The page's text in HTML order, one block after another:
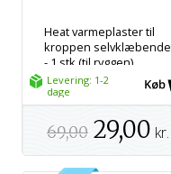
Heat varmeplaster til
kroppen selvklæbende
- 1 stk (til ryggen)
Levering: 1-2
dage
69,00 29,00 kr.